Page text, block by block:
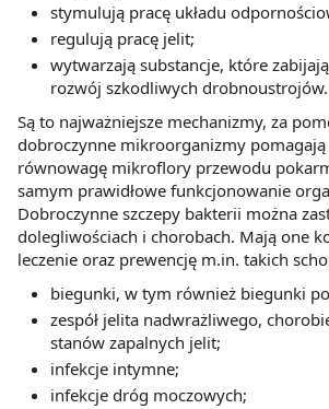
stymulują pracę układu
regulują pracę jelit;
wytwarzają substancje, które
rozwój szkodliwych drobnoustrojów.
Są to najważniejsze mechanizmy, za
dobroczynne mikroorganizmy pomagają
równowagę mikroflory przewodu
samym prawidłowe funkcjonowanie
Dobroczynne szczepy bakterii można
dolegliwościach i chorobach. Mają one
leczenie oraz prewencję m.in. takich
biegunki, w tym również biegunki
zespół jelita nadwrażliwego,
stanów zapalnych jelit;
infekcje intymne;
infekcje dróg moczowych;